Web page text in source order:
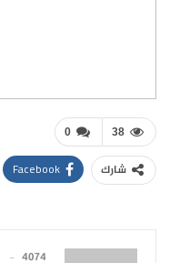
0 38
شارك Facebook
4074 المشاركات